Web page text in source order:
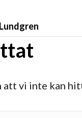
att vi inte kan